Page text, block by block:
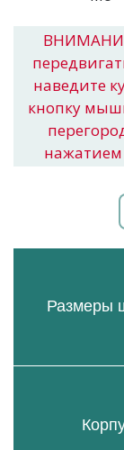
наведите
кнопку
Размеры